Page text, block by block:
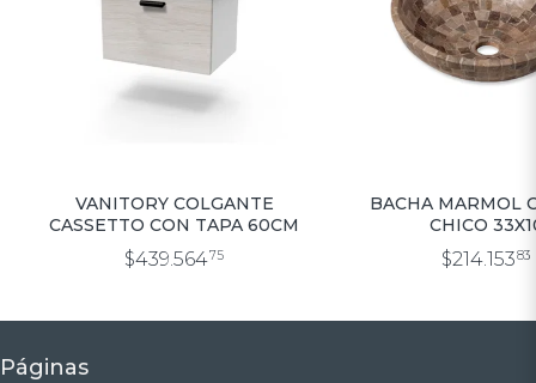
VANITORY COLGANTE
CASSETTO CON TAPA 60CM
$439.56475
BACHA MARMOL
CHICO
$214.15383
Páginas